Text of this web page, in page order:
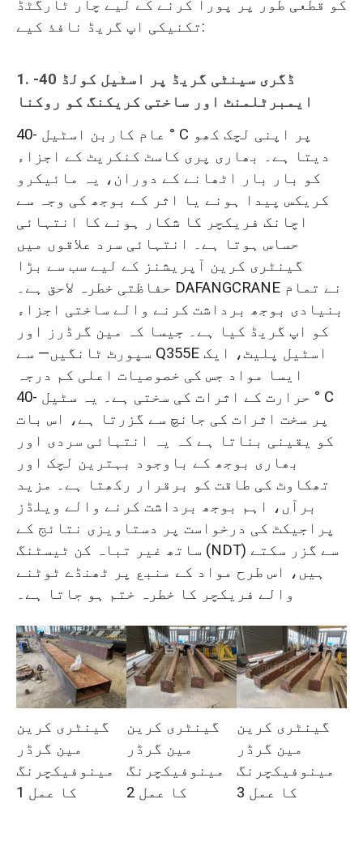
کو قطعی طور پر پورا کرنے کے لیے چار ٹارگٹڈ
تکنیکی اپ گریڈ نافذ کیے:
1. -40 ڈگری سینٹی گریڈ پر اسٹیل کولڈ
ایمبرٹلمنٹ اور ساختی کریکنگ کو روکنا
عام کاربن اسٹیل -40 ° C پر اپنی لچک کھو
دیتا ہے۔ بھاری پری کاسٹ کنکریٹ کے اجزاء
کو بار بار اٹھانے کے دوران، یہ مائیکرو
کریکس پیدا ہونے یا اثر کے بوجھ کی وجہ سے
اچانک فریکچر کا شکار ہونے کا انتہائی
حساس ہوتا ہے۔ انتہائی سرد علاقوں میں
گینٹری کرین آپریشنز کے لیے سب سے بڑا
حفاظتی خطرہ لاحق ہے۔ DAFANGCRANE نے تمام
بنیادی بوجھ برداشت کرنے والے ساختی اجزاء
کو اپ گریڈ کیا ہے۔ جیسا کہ مین گرڈرز اور
سپورٹ ٹانگیں— سے Q355E اسٹیل پلیٹ، ایک
ایسا مواد جس کی خصوصیات اعلی کم درجہ
حرارت کے اثرات کی سختی ہے۔ یہ سٹیل -40 ° C
پر سخت اثرات کی جانچ سے گزرتا ہے، اس بات
کو یقینی بناتا ہے کہ یہ انتہائی سردی اور
بھاری بوجھ کے باوجود بہترین لچک اور
تھکاوٹ کی طاقت کو برقرار رکھتا ہے۔ مزید
برآں، اہم بوجھ برداشت کرنے والے ویلڈز
پراجیکٹ کی درخواست پر دستاویزی نتائج کے
ساتھ غیر تباہ کن ٹیسٹنگ (NDT) سے گزر سکتے
ہیں، اس طرح مواد کے منبع پر ٹھنڈے ٹوٹنے
والے فریکچر کا خطرہ ختم ہو جاتا ہے۔
گینٹری کرین
مین گرڈر
مینوفیکچرنگ
کا عمل 1
گینٹری کرین
مین گرڈر
مینوفیکچرنگ
کا عمل 2
گینٹری کرین
مین گرڈر
مینوفیکچرنگ
کا عمل 3